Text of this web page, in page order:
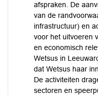
afspraken. De
van de
infrastructuur) en
voor het uitvoeren
en economisch
Wetsus in
dat Wetsus haar
De activiteiten
sectoren en